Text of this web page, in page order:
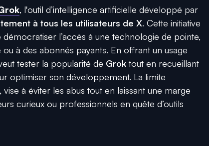
, l'outil d’intelligence artificielle développé par
à tous les utilisateurs de X. Cette initiative
démocratiser l’accès à une technologie de pointe,
à des abonnés payants. En offrant un usage
tester la popularité de Grok tout en recueillant
optimiser son développement. La limite
vise à éviter les abus tout en laissant une marge
curieux ou professionnels en quête d’outils